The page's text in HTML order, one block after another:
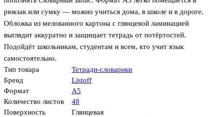
рюкзак или сумку — можно учиться дома, в школе и в дороге.
Обложка из мелованного картона с глянцевой ламинацией
выглядит аккуратно и защищает тетрадь от потёртостей.
Подойдёт школьникам, студентам и всем, кто учит язык
самостоятельно.
Тип товара
Тетради-словарики
Бренд
Listoff
Формат
А5
Количество листов
48
Поверхность
Глянцевая